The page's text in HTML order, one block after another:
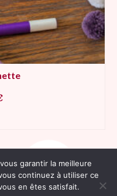
légales CGV
garantir la meilleure
continuez à utiliser ce
en êtes satisfait.